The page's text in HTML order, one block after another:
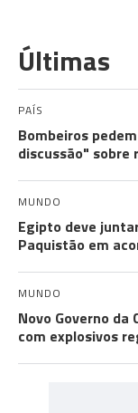
Últimas
PAÍS
Bombeiros
discussão"
MUNDO
Egipto deve
Paquistão em
MUNDO
Novo Governo
com explosivos